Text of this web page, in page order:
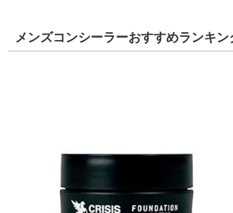
メンズコンシーラーおすすめランキン